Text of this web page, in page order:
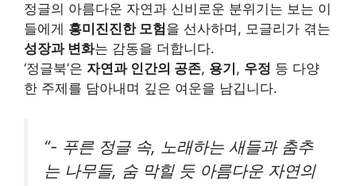
정글의 아름다운 자연과 신비로운 분위기는 보는 이
들에게 흥미진진한 모험을 선사하며, 모글리가 겪는
성장과 변화는 감동을 더합니다.
‘정글북’은 자연과 인간의 공존, 용기 , 우정 등 다양
한 주제를 담아내며 깊은 여운을 남깁니다.
“- 푸른 정글 속, 노래하는 새들과 춤추
는 나무들, 숨 막힐 듯 아름다운 자연의